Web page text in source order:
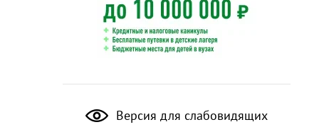
Версия для слабовидящих